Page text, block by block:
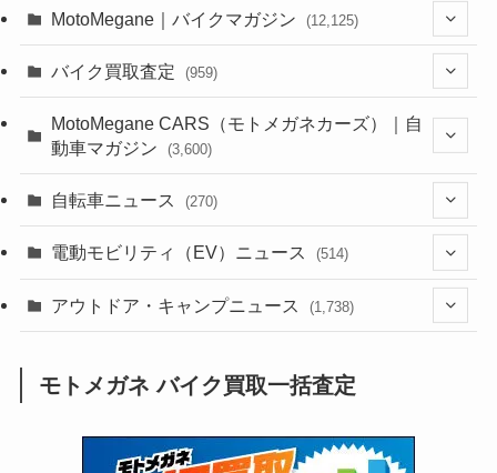
MotoMegane｜バイクマガジン (12,125)
(44)
(637)
(118)
(60)
(31)
(51)
(252)
(38)
(24)
(16)
(249)
(64)
(16)
(306)
(6,953)
(2,473)
(249)
(1,226)
(12) (66)
(16)
(1,139)
(166)
バイク買取査定 (959)
(352)
MotoMegane CARS（モトメガネカーズ）｜自
動車マガジン
(3,600)
(185)
(137)
(72)
(2,741)
(126)
自転車ニュース (270)
(54)
(211)
電動モビリティ（EV）ニュース (514)
(132)
(171)
(118)
アウトドア・キャンプニュース (1,738)
(1,605)
モトメガネ バイク買取一括査定